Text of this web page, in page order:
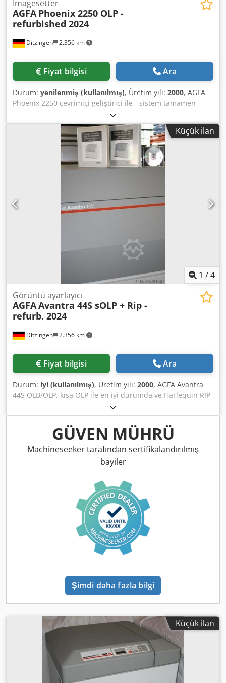
Ditzingen 2.356 km
Imagesetter
AGFA Phoenix 2250 OLP -
refurbished 2024
Fiyat bilgisi Ara
Durum: yenilenmiş (kullanılmış), Üretim yılı: 2000, AGFA
Phoenix 2250 çevrimiçi geliştirici ile - sistem tamamen
kontrol edilir ve temizlenir. Çözünürlükler: 1200, 1800,
2400 ve 3000 dpi - maks. 570 × 736 mm. Techkon film
densitometresi dahil. Size daha fazla bilgi ve resim
göndermekten memnuniyet duyarız. Elden Geçirilmiş 2024
Chsdpfxjfl Sxqs Aqvea
Küçük ilan
1 /4
Ditzingen 2.356 km
Görüntü ayarlayıcı
AGFAAvantra 44S sOLP + Rip -
refurb. 2024
Fiyat bilgisi Ara
Durum: iyi (kullanılmış), Üretim yılı: 2000, AGFA Avantra
44S OLB/OLP, kısa OLP ile en iyi durumda ve Harlequin RIP
Çözünürlükler: 1200, 1800, 2400 ve 3600 dpi - her zaman
Agfa tarafından servis edilir Codpfx Aqsc N Ahxjveha
Sistem 2000 yılında kurulmuştur ve halen çalışmaktadır -
rip ile birlikte. - 3600 dpi ile Avantra 44 - AgfaLine 44 - kısa
çevrimiçi geliştirici - Harlequin Rip - Techkon film
dansitometresi. Avantra servis sözleşmeli idi - size daha
fazla bilgi ve resim göndermekten memnuniyet duyarız.
GÜVEN MÜHRÜ
Machineseeker tarafından sertifikalandırılmış
bayiler
Şimdi daha fazla bilgi
Küçük ilan